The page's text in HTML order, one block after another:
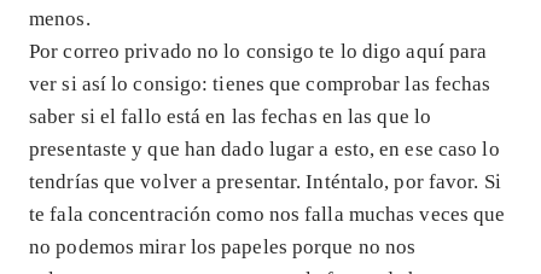
menos.
Por correo privado no lo consigo te lo digo aquí para
ver si así lo consigo: tienes que comprobar las fechas
saber si el fallo está en las fechas en las que lo
presentaste y que han dado lugar a esto, en ese caso lo
tendrías que volver a presentar. Inténtalo, por favor. Si
te fala concentración como nos falla muchas veces que
no podemos mirar los papeles porque no nos